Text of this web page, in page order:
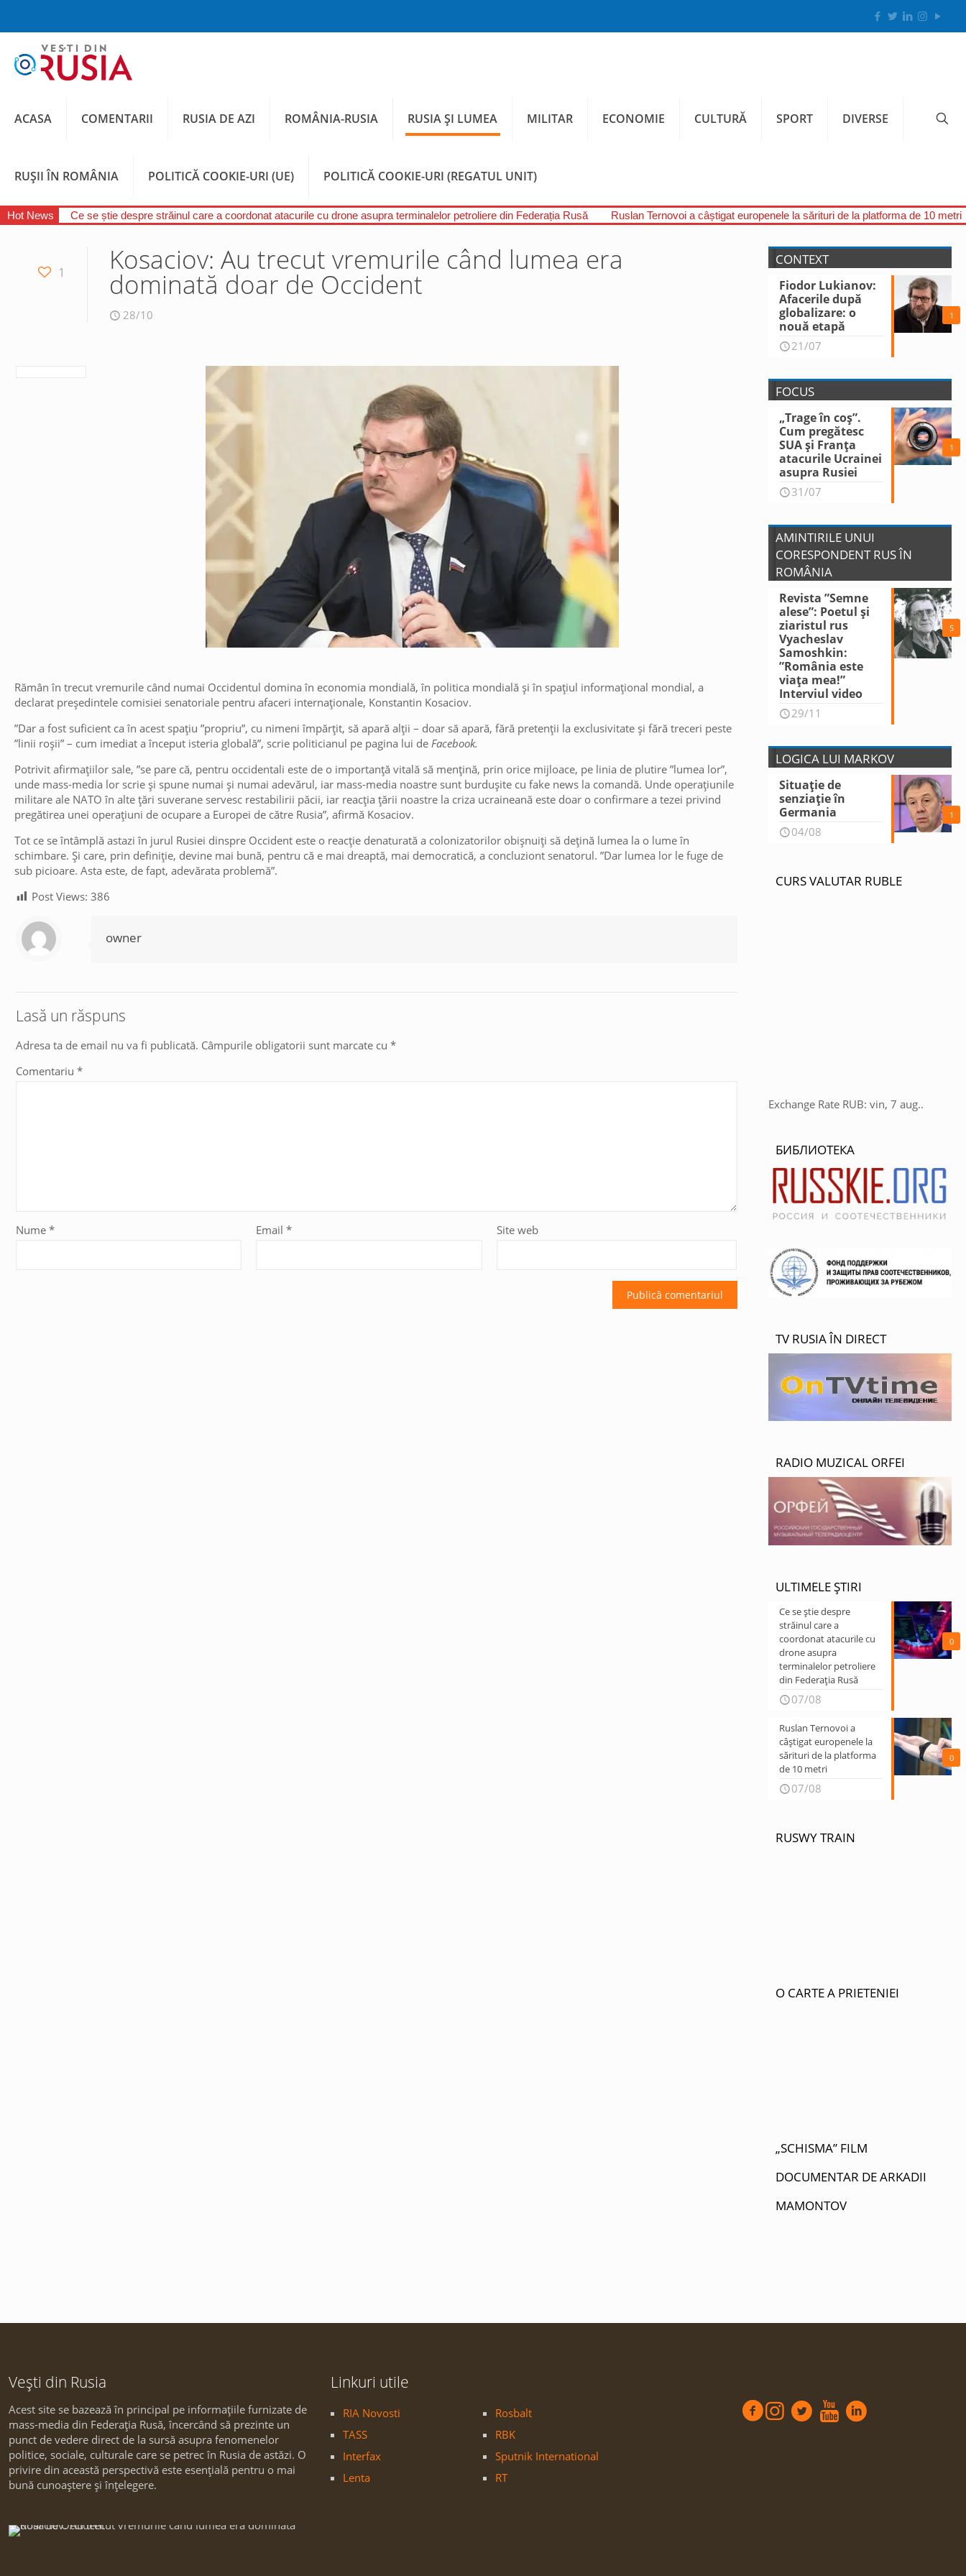
ACASA COMENTARII RUSIA DE AZI ROMÂNIA-RUSIA RUSIA ȘI LUMEA MILITAR ECONOMIE CULTURĂ SPORT DIVERSE
RUȘII ÎN ROMÂNIA POLITICĂ COOKIE-URI (UE) POLITICĂ COOKIE-URI (REGATUL UNIT)
Hot News Ce se știe despre străinul care a coordonat atacurile cu drone asupra terminalelor petroliere din Federația Rusă Ruslan Ternovoi a câștigat europenele la sărituri de la platforma de 10 metri
1 Kosaciov: Au trecut vremurile când lumea era
dominată doar de Occident
28/10
Rămân în trecut vremurile când numai Occidentul domina în economia mondială, în politica mondială și în spațiul informațional mondial, a
declarat președintele comisiei senatoriale pentru afaceri internaționale, Konstantin Kosaciov.
”Dar a fost suficient ca în acest spațiu ”propriu”, cu nimeni împărțit, să apară alții – doar să apară, fără pretenții la exclusivitate și fără treceri peste
”linii roșii” – cum imediat a început isteria globală”, scrie politicianul pe pagina lui deFacebook.
Potrivit afirmațiilor sale, ”se pare că, pentru occidentali este de o importanță vitală să mențină, prin orice mijloace, pe linia de plutire ”lumea lor”,
unde mass-media lor scrie și spune numai și numai adevărul, iar mass-media noastre sunt burdușite cu fake news la comandă. Unde operațiunile
militare ale NATO în alte țări suverane servesc restabilirii păcii, iar reacția țării noastre la criza ucraineană este doar o confirmare a tezei privind
pregătirea unei operațiuni de ocupare a Europei de către Rusia”, afirmă Kosaciov.
Tot ce se întâmplă astazi în jurul Rusiei dinspre Occident este o reacție denaturată a colonizatorilor obișnuiți să dețină lumea la o lume în
schimbare. Și care, prin definiție, devine mai bună, pentru că e mai dreaptă, mai democratică, a concluziont senatorul. ”Dar lumea lor le fuge de
sub picioare. Asta este, de fapt, adevărata problemă”.
Post Views: 386
owner
Lasă un răspuns
Adresa ta de email nu va fi publicată. Câmpurile obligatorii sunt marcate cu *
Comentariu *
Nume * Email* Site web
CONTEXT
1
Fiodor Lukianov:
Afacerile după
globalizare: o
nouă etapă
21/07
FOCUS
1
„Trage în coș”.
Cum pregătesc
SUA și Franța
atacurile Ucrainei
asupra Rusiei
31/07
AMINTIRILE UNUI
CORESPONDENT RUS ÎN
ROMÂNIA
5
Revista ”Semne
alese”: Poetul și
ziaristul rus
Vyacheslav
Samoshkin:
”România este
viața mea!”
Interviul video
29/11
LOGICA LUI MARKOV
1
Situație de
senziație în
Germania
04/08
CURS VALUTAR RUBLE
Exchange Rate RUB: vin, 7 aug..
БИБЛИОТЕКА
TV RUSIA ÎN DIRECT
RADIO MUZICAL ORFEI
ULTIMELE ȘTIRI
0
Ce se știe despre
străinul care a
coordonat atacurile cu
drone asupra
terminalelor petroliere
din Federația Rusă
07/08
0
Ruslan Ternovoi a
câștigat europenele la
sărituri de la platforma
de 10 metri
07/08
RUSWY TRAIN
O CARTE A PRIETENIEI
„SCHISMA” FILM
DOCUMENTAR DE ARKADII
MAMONTOV
Vești din Rusia
Acest site se bazează în principal pe informațiile furnizate de
mass-media din Federația Rusă, încercând să prezinte un
punct de vedere direct de la sursă asupra fenomenelor
politice, sociale, culturale care se petrec în Rusia de astăzi. O
privire din această perspectivă este esențială pentru o mai
bună cunoaștere și înțelegere.
Linkuri utile
RIA Novosti
TASS
Interfax
Lenta
Rosbalt
RBK
Sputnik International
RT